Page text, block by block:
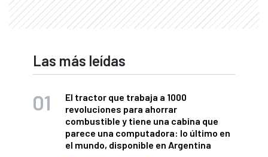
Las más leídas
El tractor que trabaja a 1000
revoluciones para ahorrar
combustible y tiene una cabina que
parece una computadora: lo último en
el mundo, disponible en Argentina